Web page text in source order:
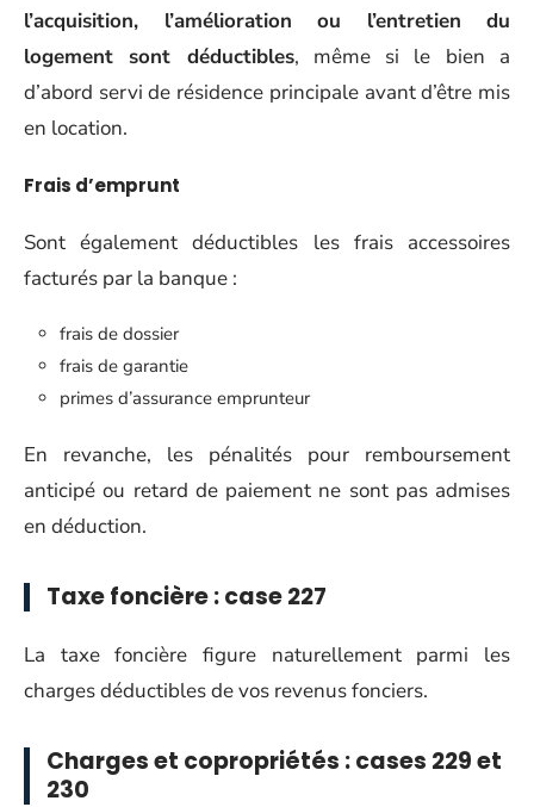
l’acquisition, l’amélioration ou l’entretien du
logement sont déductibles, même si le bien a
d’abord servi de résidence principale avant d’être mis
en location.
Frais d’emprunt
Sont également déductibles les frais accessoires
facturés par la banque :
frais de dossier
frais de garantie
primes d’assurance emprunteur
En revanche, les pénalités pour remboursement
anticipé ou retard de paiement ne sont pas admises
en déduction.
Taxe foncière : case 227
La taxe foncière figure naturellement parmi les
charges déductibles de vos revenus fonciers.
Charges et copropriétés : cases 229 et
230